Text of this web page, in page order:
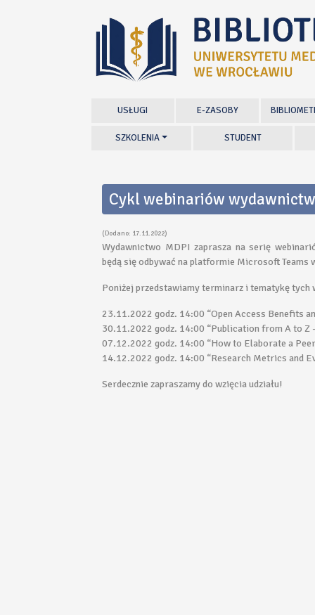
USŁUGI E-ZASOBY
SZKOLENIA STUDENT
Cykl webinariów
(Dodano: 17.11.2022)
Wydawnictwo MDPI zaprasza na serię
będą się odbywać na platformie Microsoft
Poniżej przedstawiamy terminarz i tematykę tych
23.11.2022 godz. 14:00 “Open Access Benefits
30.11.2022 godz. 14:00 “Publication from A to
07.12.2022 godz. 14:00 “How to Elaborate a
14.12.2022 godz. 14:00 “Research Metrics and
Serdecznie zapraszamy do wzięcia udziału!